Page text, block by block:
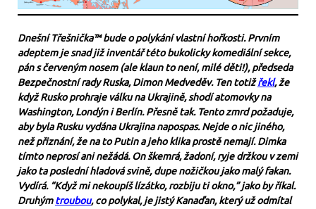
Dnešní Třešnička™ bude o polykání vlastní hořkosti. Prvním
adeptem je snad již inventář této bukolicky komediální sekce,
pán s červeným nosem (ale klaun to není, milé děti!), předseda
Bezpečnostní rady Ruska, Dimon Medveděv. Ten totižřekl, že
když Rusko prohraje válku na Ukrajině, shodí atomovky na
Washington, Londýn i Berlín. Přesně tak. Tento zmrd požaduje,
aby byla Rusku vydána Ukrajina napospas. Nejde o nic jiného,
než přiznání, že na to Putin a jeho klika prostě nemají. Dimka
tímto neprosí ani nežádá. On škemrá, žadoní, ryje držkou v zemi
jako ta poslední hladová svině, dupe nožičkou jako malý fakan.
Vydírá. “Když mi nekoupíš lízátko, rozbiju ti okno,” jako by říkal.
Druhýmtroubou, co polykal, je jistý Kanaďan, který už odmítal